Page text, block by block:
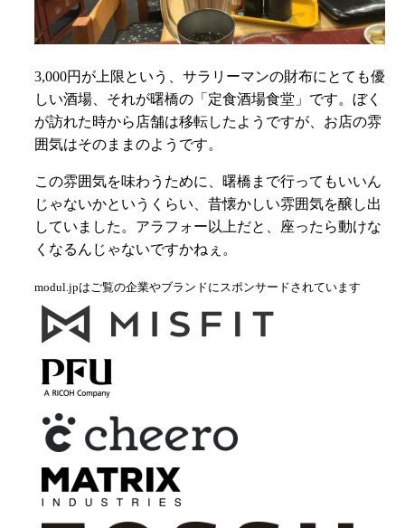
3,000円が上限という、サラリーマンの財布にとても優
しい酒場、それが曙橋の「定食酒場食堂」です。ぼく
が訪れた時から店舗は移転したようですが、お店の雰
囲気はそのままのようです。
この雰囲気を味わうために、曙橋まで行ってもいいん
じゃないかというくらい、昔懐かしい雰囲気を醸し出
していました。アラフォー以上だと、座ったら動けな
くなるんじゃないですかねぇ。
modul.jpはご覧の企業やブランドにスポンサードされています